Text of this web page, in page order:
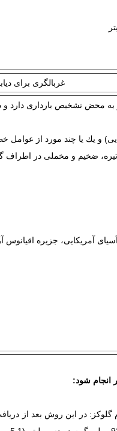
غربالگری برای
آمریکایی، جزیره اقیانوس